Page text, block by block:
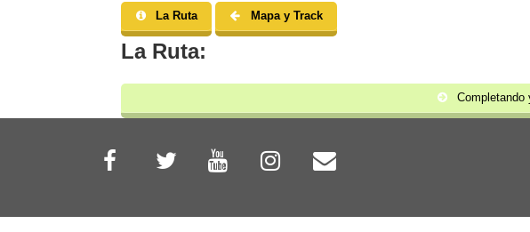
La Ruta Mapa y Track
La Ruta:
Completando